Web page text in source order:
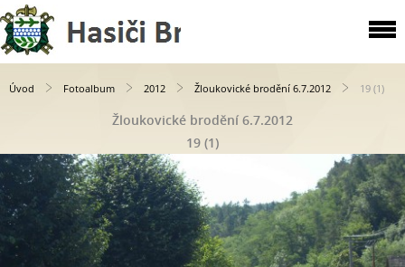
Úvod Fotoalbum 2012 Žloukovické brodění 6.7.2012 19 (1)
Žloukovické brodění 6.7.2012
19 (1)